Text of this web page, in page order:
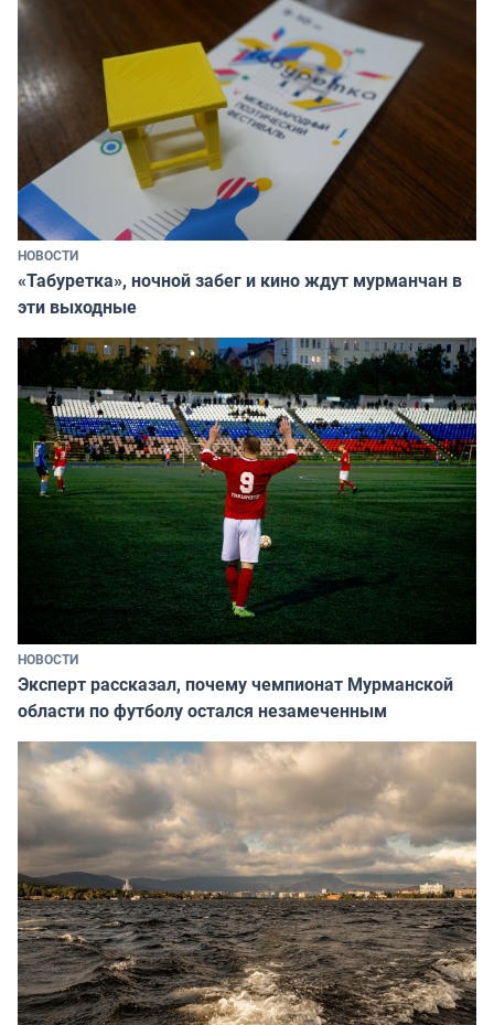
НОВОСТИ
«Табуретка», ночной забег и кино ждут мурманчан в
эти выходные
НОВОСТИ
Эксперт рассказал, почему чемпионат Мурманской
области по футболу остался незамеченным